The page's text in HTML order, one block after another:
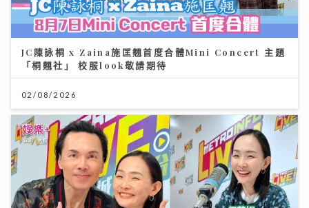
JC陳詠桐 x Zaina施匡翹首度合體Mini Concert 主題
「桐翹社」 校服look敬請期待
02/08/2026